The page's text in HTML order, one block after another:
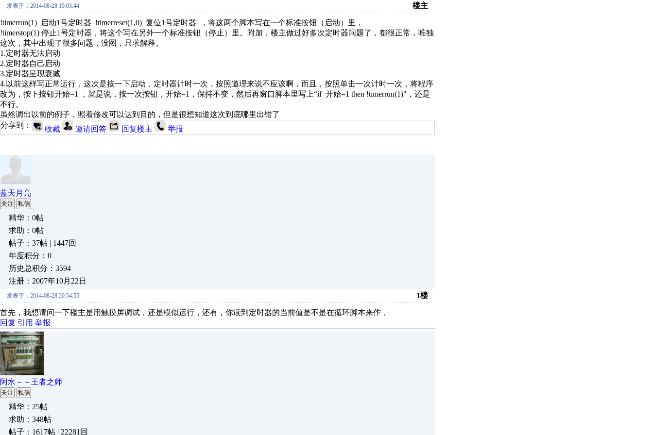
发表于：2014-08-28 19:03:44 楼主
!timerrun(1) 启动1号定时器 !timerreset(1,0) 复位1号定时器 ，将这两个脚本写在一个标准按钮（启动）里，
!timerstop(1) 停止1号定时器，将这个写在另外一个标准按钮（停止）里。附加，楼主做过好多次定时器问题了，都很正常，唯独
这次，其中出现了很多问题，没图，只求解释。
1.定时器无法启动
2.定时器自己启动
3.定时器呈现衰减
4.以前这样写正常运行，这次是按一下启动，定时器计时一次，按照道理来说不应该啊，而且，按照单击一次计时一次，将程序
改为，按下按钮开始=1 ，就是说，按一次按钮，开始=1，保持不变，然后再窗口脚本里写上“if 开始=1 then !timerrun(1)"，还是
不行。
虽然调出以前的例子，照着修改可以达到目的，但是很想知道这次到底哪里出错了
分享到：
收藏 邀请回答 回复楼主 举报
蓝天月亮
关注 私信
精华：0帖
求助：0帖
帖子：37帖 | 1447回
年度积分：0
历史总积分：3594
注册：2007年10月22日
发表于：2014-08-28 20:54:55 1楼
首先，我想请问一下楼主是用触摸屏调试，还是模似运行，还有，你读到定时器的当前值是不是在循环脚本来作，
回复 引用 举报
阿水－－王者之师
关注 私信
精华：25帖
求助：348帖
帖子：1617帖 | 22281回